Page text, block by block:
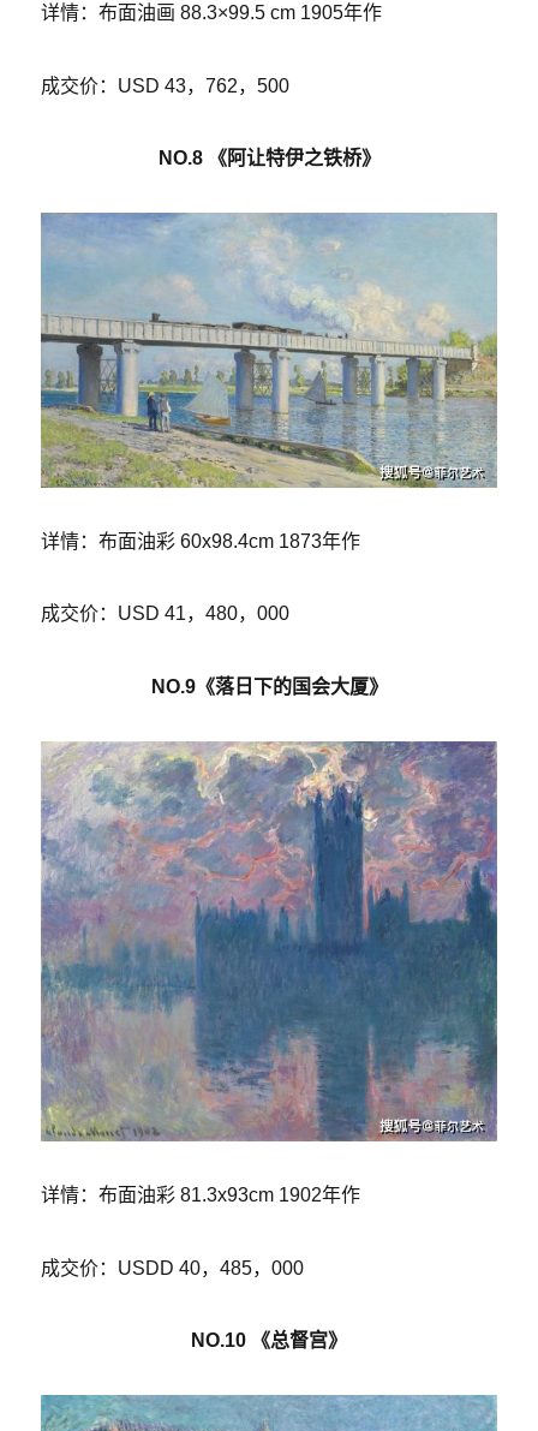
详情：布面油画 88.3×99.5 cm 1905年作
成交价：USD 43，762，500
NO.8 《阿让特伊之铁桥》
详情：布面油彩 60x98.4cm 1873年作
成交价：USD 41，480，000
NO.9《落日下的国会大厦》
详情：布面油彩 81.3x93cm 1902年作
成交价：USDD 40，485，000
NO.10 《总督宫》